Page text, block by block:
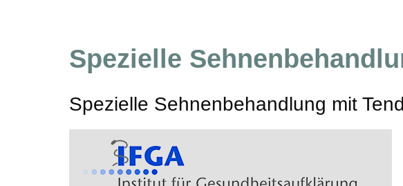
Spezielle
Spezielle Sehnenbehandlung mit